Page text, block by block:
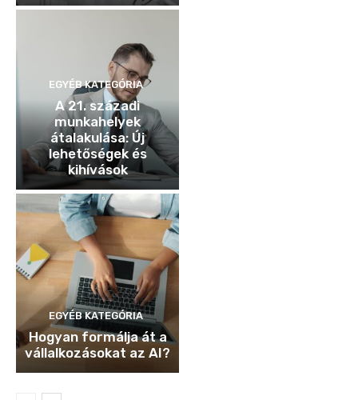
EGYÉB KATEGÓRIA
A 21. századi
munkahelyek
átalakulása: Új
lehetőségek és
kihívások
EGYÉB KATEGÓRIA
Hogyan formálja át a
vállalkozásokat az AI?